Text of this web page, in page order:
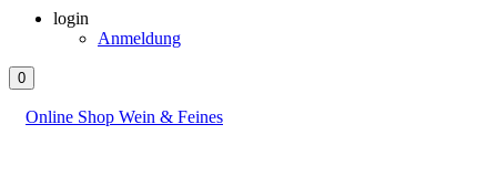
login
Anmeldung
0
Online Shop Wein & Feines